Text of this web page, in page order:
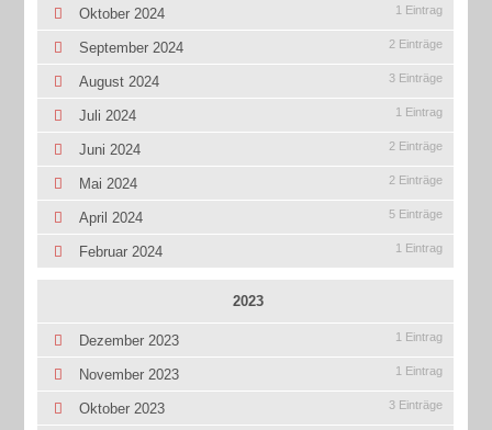
Oktober 2024 1 Eintrag
September 2024 2 Einträge
August 2024 3 Einträge
Juli 2024 1 Eintrag
Juni 2024 2 Einträge
Mai 2024 2 Einträge
April 2024 5 Einträge
Februar 2024 1 Eintrag
2023
Dezember 2023 1 Eintrag
November 2023 1 Eintrag
Oktober 2023 3 Einträge